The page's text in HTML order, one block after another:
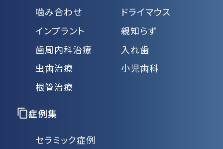
噛み合わせ
インプラント
歯周内科治療
虫歯治療
根管治療
ドライマウス
親知らず
入れ歯
小児歯科
症例集
セラミック症例